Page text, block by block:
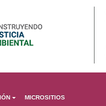
MICROSITIOS